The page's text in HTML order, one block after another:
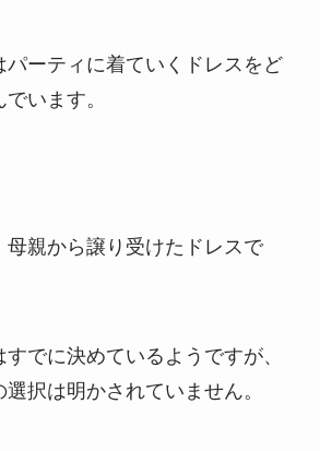
パーティに着ていくドレスをど
います。
母親から譲り受けたドレスで
でに決めているようですが、
択は明かされていません。